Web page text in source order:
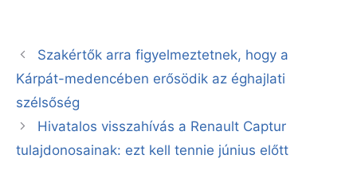
Szakértők arra figyelmeztetnek, hogy a
Kárpát-medencében erősödik az éghajlati
szélsőség
Hivatalos visszahívás a Renault Captur
tulajdonosainak: ezt kell tennie június előtt